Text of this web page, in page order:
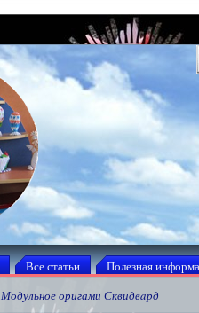
Все статьи Полезная
Модульное оригами Сквидвaрд